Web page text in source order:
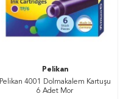
Pelikan
Pelikan 4001 Dolmakalem Kartuşu
6 Adet Mor